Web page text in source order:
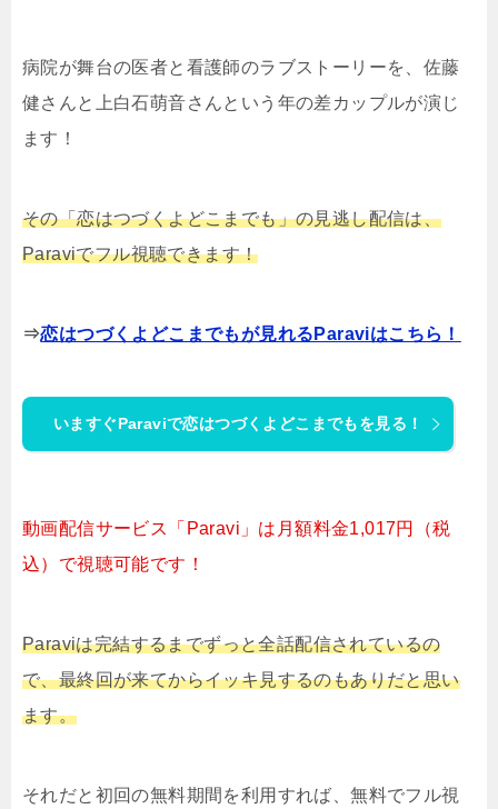
病院が舞台の医者と看護師のラブストーリーを、佐藤
健さんと上白石萌音さんという年の差カップルが演じ
ます！
その「恋はつづくよどこまでも」の見逃し配信は、
Paraviでフル視聴できます！
⇒恋はつづくよどこまでもが見れるParaviはこちら！
いますぐParaviで恋はつづくよどこまでもを見る！
動画配信サービス「Paravi」は月額料金1,017円（税
込）で視聴可能です！
Paraviは完結するまでずっと全話配信されているの
で、最終回が来てからイッキ見するのもありだと思い
ます。
それだと初回の無料期間を利用すれば、無料でフル視